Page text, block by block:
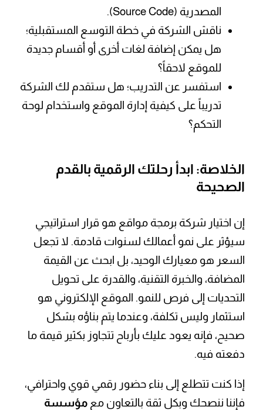
المصدرية (Source Code).
ناقش الشركة في خطة التوسع المستقبلية؛
هل يمكن إضافة لغات أخرى أو أقسام جديدة
للموقع لاحقاً؟
استفسر عن التدريب؛ هل ستقدم لك الشركة
تدريباً على كيفية إدارة الموقع واستخدام لوحة
التحكم؟
الخلاصة: ابدأ رحلتك الرقمية بالقدم
الصحيحة
إن اختيار شركة برمجة مواقع هو قرار استراتيجي
سيؤثر على نمو أعمالك لسنوات قادمة. لا تجعل
السعر هو معيارك الوحيد، بل ابحث عن القيمة
المضافة، والخبرة التقنية، والقدرة على تحويل
التحديات إلى فرص للنمو. الموقع الإلكتروني هو
استثمار وليس تكلفة، وعندما يتم بناؤه بشكل
صحيح، فإنه يعود عليك بأرباح تتجاوز بكثير قيمة ما
دفعته فيه.
إذا كنت تتطلع إلى بناء حضور رقمي قوي واحترافي،
فإننا ننصحك وبكل ثقة بالتعاون معمؤسسة